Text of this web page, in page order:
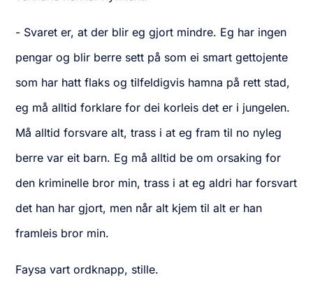
- Svaret er, at der blir eg gjort mindre. Eg har ingen
pengar og blir berre sett på som ei smart gettojente
som har hatt flaks og tilfeldigvis hamna på rett stad,
eg må alltid forklare for dei korleis det er i jungelen.
Må alltid forsvare alt, trass i at eg fram til no nyleg
berre var eit barn. Eg må alltid be om orsaking for
den kriminelle bror min, trass i at eg aldri har forsvart
det han har gjort, men når alt kjem til alt er han
framleis bror min.
Faysa vart ordknapp, stille.